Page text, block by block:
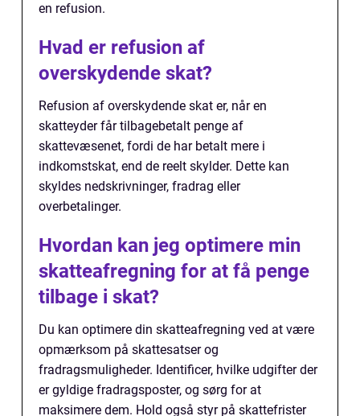
en refusion.
Hvad er refusion af
overskydende skat?
Refusion af overskydende skat er, når en
skatteyder får tilbagebetalt penge af
skattevæsenet, fordi de har betalt mere i
indkomstskat, end de reelt skylder. Dette kan
skyldes nedskrivninger, fradrag eller
overbetalinger.
Hvordan kan jeg optimere min
skatteafregning for at få penge
tilbage i skat?
Du kan optimere din skatteafregning ved at være
opmærksom på skattesatser og
fradragsmuligheder. Identificer, hvilke udgifter der
er gyldige fradragsposter, og sørg for at
maksimere dem. Hold også styr på skattefrister